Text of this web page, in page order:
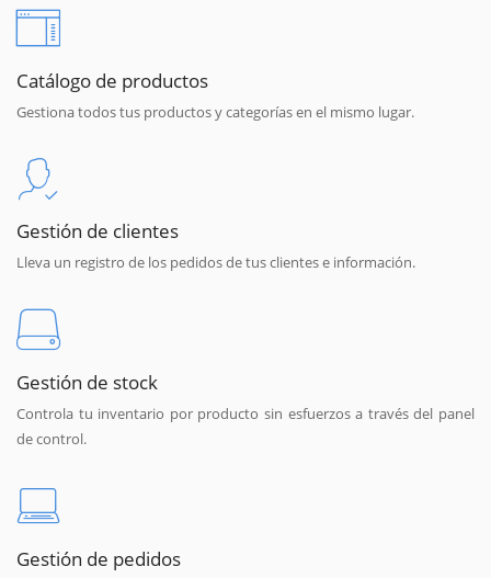
Catálogo de productos
Gestiona todos tus productos y categorías en el mismo lugar.
Gestión de clientes
Lleva un registro de los pedidos de tus clientes e información.
Gestión de stock
Controla tu inventario por producto sin esfuerzos a través del panel
de control.
Gestión de pedidos